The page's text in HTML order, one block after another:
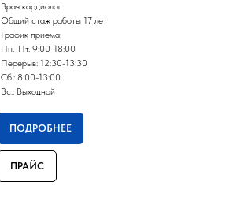
Врач кардиолог
Общий стаж работы 17 лет
График приема:
Пн.-Пт. 9:00-18:00
Перерыв: 12:30-13:30
Сб.: 8:00-13:00
Вс.: Выходной
ПОДРОБНЕЕ
ПРАЙС